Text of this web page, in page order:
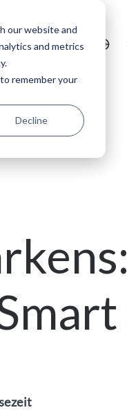
our website and
and metrics
remember your
Decline
Karriere
Cities